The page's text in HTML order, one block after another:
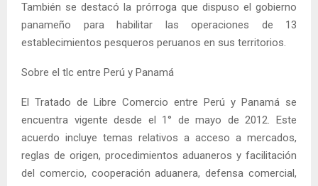
También se destacó la prórroga que dispuso el gobierno
panameño para habilitar las operaciones de 13
establecimientos pesqueros peruanos en sus territorios.
Sobre el tlc entre Perú y Panamá
El Tratado de Libre Comercio entre Perú y Panamá se
encuentra vigente desde el 1° de mayo de 2012. Este
acuerdo incluye temas relativos a acceso a mercados,
reglas de origen, procedimientos aduaneros y facilitación
del comercio, cooperación aduanera, defensa comercial,